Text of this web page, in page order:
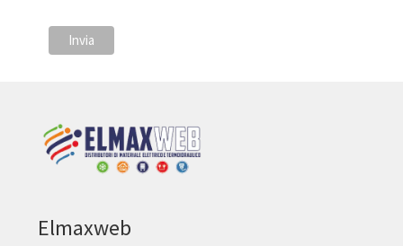
Elmaxweb